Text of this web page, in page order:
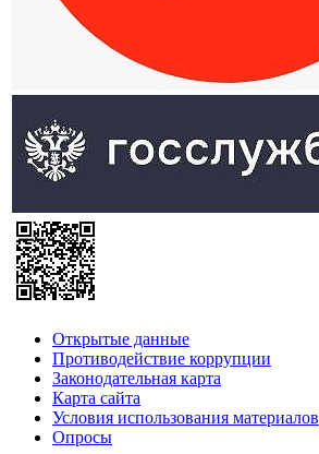
Открытые данные
Противодействие коррупции
Законодательная карта
Карта сайта
Условия использования материалов
Опросы